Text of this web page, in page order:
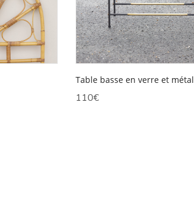
Table basse en verre et métal
110€